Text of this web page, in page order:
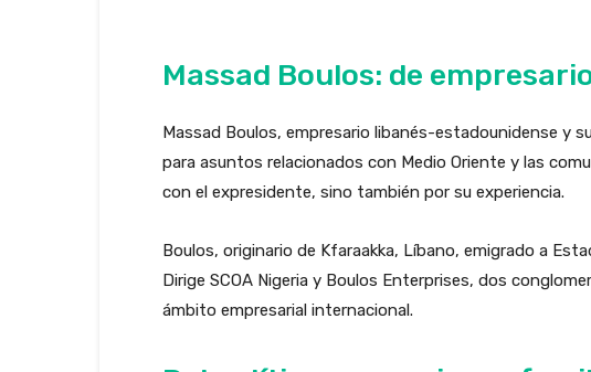
Massad Boulos: de
Massad Boulos, empresario libanés-estadounidense y
para asuntos relacionados con Medio Oriente y las
con el expresidente, sino también por su experiencia.
Boulos, originario de Kfaraakka, Líbano, emigrado a
Dirige SCOA Nigeria y Boulos Enterprises, dos
ámbito empresarial internacional.